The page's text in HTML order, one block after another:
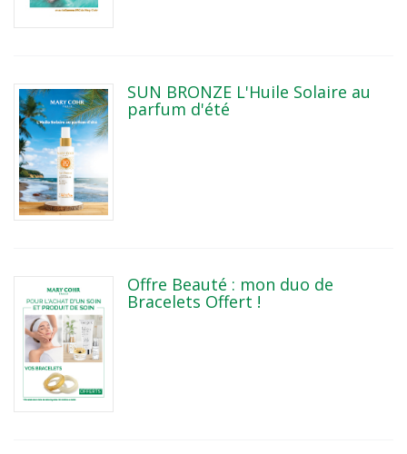
SUN BRONZE L'Huile Solaire au
parfum d'été
Offre Beauté : mon duo de
Bracelets Offert !